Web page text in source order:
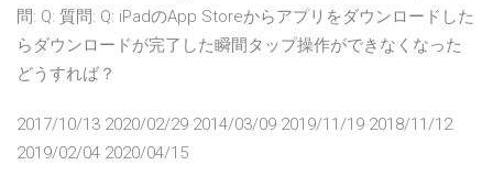
問: Q: 質問: Q: iPadのApp Storeからアプリをダウンロードした
らダウンロードが完了した瞬間タップ操作ができなくなった
どうすれば？
2017/10/13 2020/02/29 2014/03/09 2019/11/19 2018/11/12
2019/02/04 2020/04/15